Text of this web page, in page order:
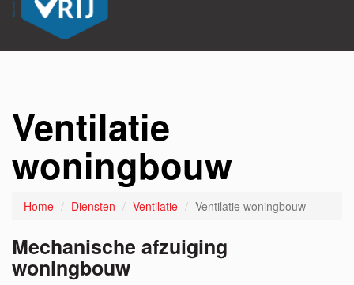
Ventilatie
woningbouw
Home Diensten Ventilatie Ventilatie woningbouw
Mechanische afzuiging
woningbouw